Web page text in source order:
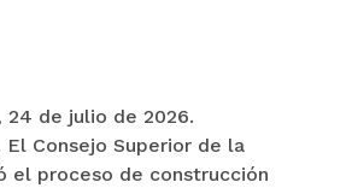
24 de julio de 2026.
El Consejo Superior de la
el proceso de construcción